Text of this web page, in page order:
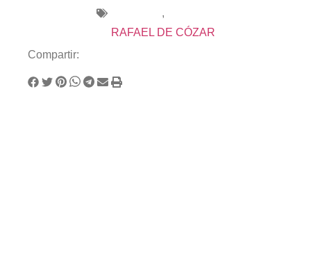
,
RAFAEL DE CÓZAR
Compartir: